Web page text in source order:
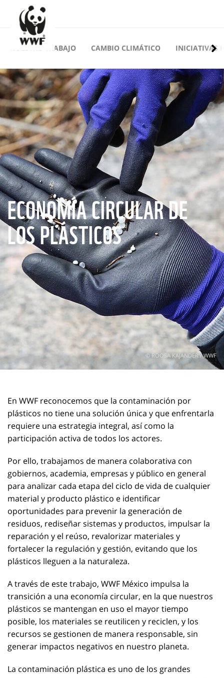
NUESTRO TRABAJO CAMBIO CLIMÁTICO INICIATIVAS
© ROOSA KAJANDER / WWF
ECONOMÍA CIRCULAR DE
LOS PLÁSTICOS
En WWF reconocemos que la contaminación por
plásticos no tiene una solución única y que enfrentarla
requiere una estrategia integral, así como la
participación activa de todos los actores.
Por ello, trabajamos de manera colaborativa con
gobiernos, academia, empresas y público en general
para analizar cada etapa del ciclo de vida de cualquier
material y producto plástico e identificar
oportunidades para prevenir la generación de
residuos, rediseñar sistemas y productos, impulsar la
reparación y el reúso, revalorizar materiales y
fortalecer la regulación y gestión, evitando que los
plásticos lleguen a la naturaleza.
A través de este trabajo, WWF México impulsa la
transición a una economía circular, en la que nuestros
plásticos se mantengan en uso el mayor tiempo
posible, los materiales se reutilicen y reciclen, y los
recursos se gestionen de manera responsable, sin
generar impactos negativos en nuestro planeta.
La contaminación plástica es uno de los grandes